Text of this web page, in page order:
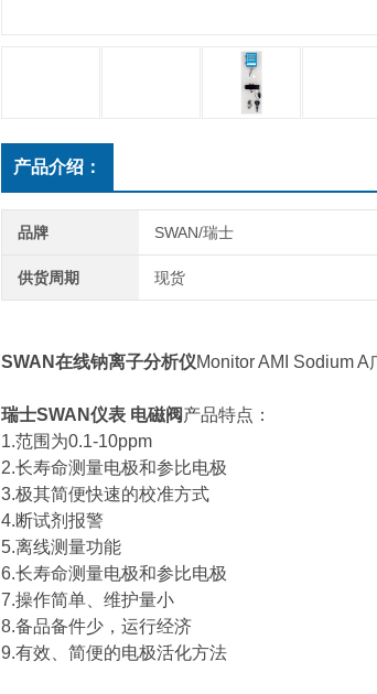
产品介绍：
品牌 SWAN/瑞士
供货周期 现货
SWAN在线钠离子分析仪Monitor AMI Sodium A
瑞士SWAN仪表 电磁阀产品特点：
1.范围为0.1-10ppm
2.长寿命测量电极和参比电极
3.极其简便快速的校准方式
4.断试剂报警
5.离线测量功能
6.长寿命测量电极和参比电极
7.操作简单、维护量小
8.备品备件少，运行经济
9.有效、简便的电极活化方法